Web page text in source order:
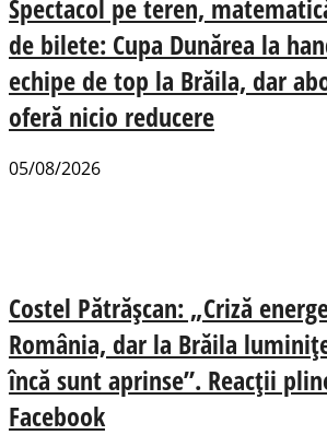
Spectacol pe teren,
de bilete: Cupa Dunărea la
echipe de top la Brăila, dar
oferă nicio reducere
05/08/2026
Costel Pătrășcan: „Criză
România, dar la Brăila
încă sunt aprinse”. Reacții
Facebook